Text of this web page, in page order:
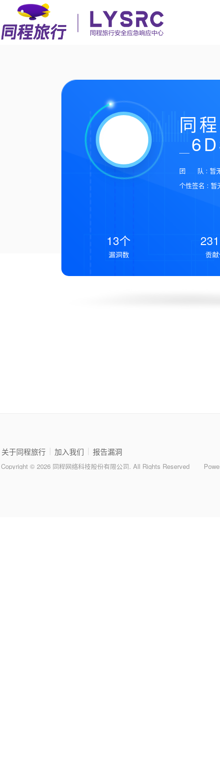
同
团 队 : 暂
个性签名 : 暂
13个
漏洞数 贡
关于同程旅行 加入我们 报告漏洞
Copyright © 2026 同程网络科技股份有限公司. All Rights Reserved